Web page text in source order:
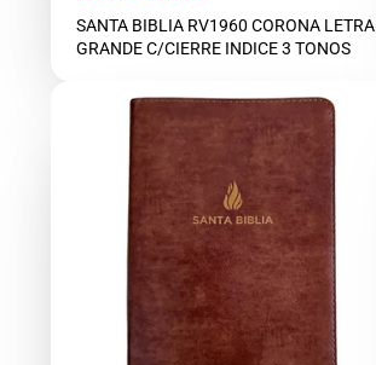
SANTA BIBLIA RV1960 CORONA LETRA
GRANDE C/CIERRE INDICE 3 TONOS